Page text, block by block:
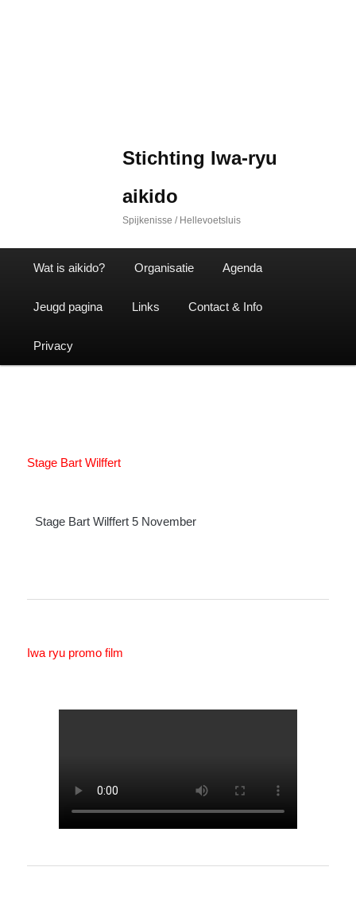
Stichting Iwa-ryu
aikido
Spijkenisse / Hellevoetsluis
Wat is aikido? Organisatie Agenda
Jeugd pagina Links Contact & Info
Privacy
Stage Bart Wilffert
Stage Bart Wilffert 5 November
Iwa ryu promo film